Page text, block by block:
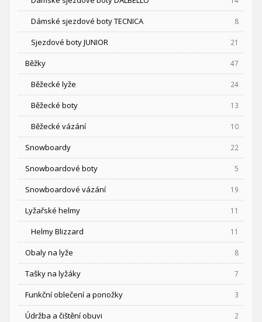
Dámské sjezdové boty TECNICA 8
Sjezdové boty JUNIOR 21
Běžky 47
Běžecké lyže 24
Běžecké boty 13
Běžecké vázání 10
Snowboardy 22
Snowboardové boty 5
Snowboardové vázání 19
Lyžařské helmy 11
Helmy Blizzard 11
Obaly na lyže 8
Tašky na lyžáky 7
Funkční oblečení a ponožky 3
Údržba a čištění obuvi 2